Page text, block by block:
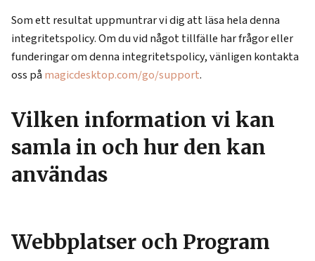
Som ett resultat uppmuntrar vi dig att läsa hela denna
integritetspolicy. Om du vid något tillfälle har frågor eller
funderingar om denna integritetspolicy, vänligen kontakta
oss på magicdesktop.com/go/support.
Vilken information vi kan
samla in och hur den kan
användas
Webbplatser och Program